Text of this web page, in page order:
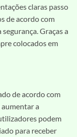
claras passo
de acordo com
Graças a
colocados em
de acordo com
a
podem
para receber